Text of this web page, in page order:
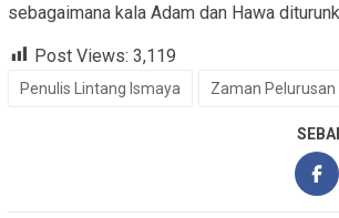
sebagaimana kala Adam dan Hawa
Post Views: 3,119
Penulis Lintang Ismaya Zaman Pelurusan